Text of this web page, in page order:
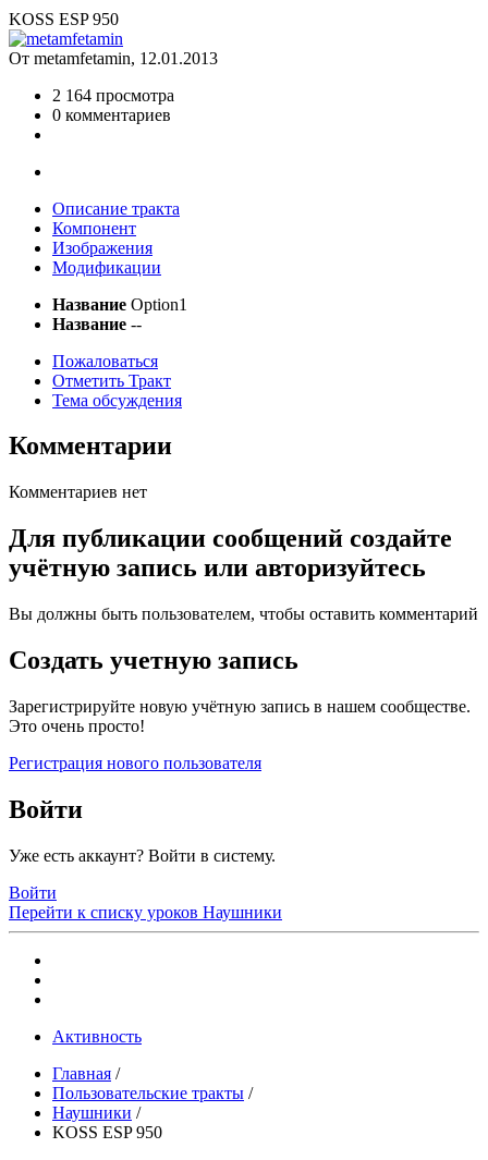
KOSS ESP 950
От metamfetamin, 12.01.2013
2 164 просмотра
0 комментариев
Описание тракта
Компонент
Изображения
Модификации
Название Option1
Название --
Пожаловаться
Отметить Тракт
Тема обсуждения
Комментарии
Комментариев нет
Для публикации сообщений создайте
учётную запись или авторизуйтесь
Вы должны быть пользователем, чтобы оставить комментарий
Создать учетную запись
Зарегистрируйте новую учётную запись в нашем сообществе.
Это очень просто!
Регистрация нового пользователя
Войти
Уже есть аккаунт? Войти в систему.
Войти
Перейти к списку уроков Наушники
Активность
Главная /
Пользовательские тракты /
Наушники /
KOSS ESP 950